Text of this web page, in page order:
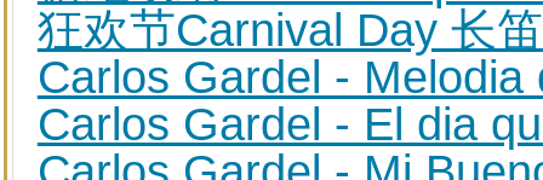
狂欢节Carnival Day 长
Carlos Gardel -
Carlos Gardel - El dia